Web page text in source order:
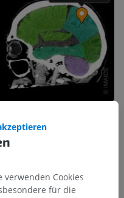
verwenden Cookies
für die